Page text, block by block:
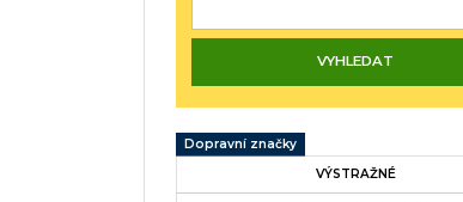
Dopravní značky
VÝSTRAŽNÉ